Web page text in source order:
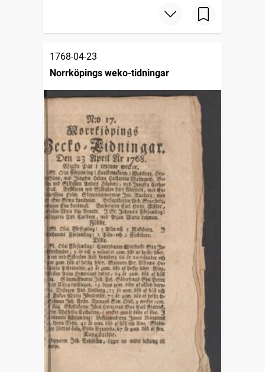
1768-04-23
Norrköpings weko-tidningar